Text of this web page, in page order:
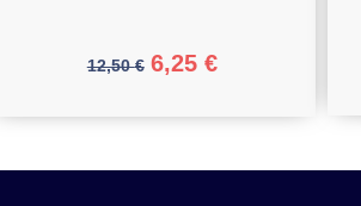
12,50€ 6,25 €